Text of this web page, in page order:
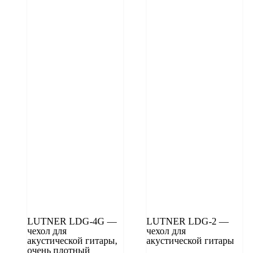
LUTNER LDG-4G —
чехол для
акустической гитары,
очень плотный
LUTNER LDG-2 —
чехол для
акустической гитары